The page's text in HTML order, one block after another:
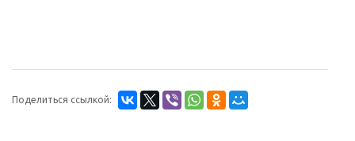
Поделиться ссылкой: